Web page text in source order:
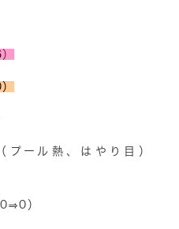
）
プール熱、はやり目）
）